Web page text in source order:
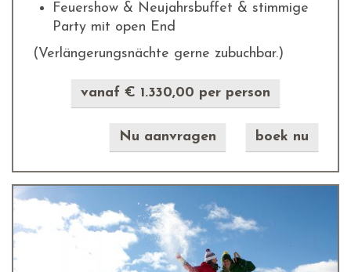
Feuershow & Neujahrsbuffet & stimmige
Party mit open End
(Verlängerungsnächte gerne zubuchbar.)
vanaf € 1.330,00 per person
Nu aanvragen boek nu